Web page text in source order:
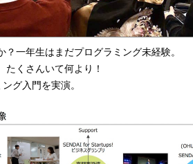
一年生はまだプログラミング未経験。
くさんいて何より！
グ入門を実演。